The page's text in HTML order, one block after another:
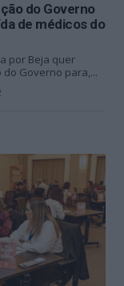
do Governo
de médicos do
por Beja quer
Governo para,...